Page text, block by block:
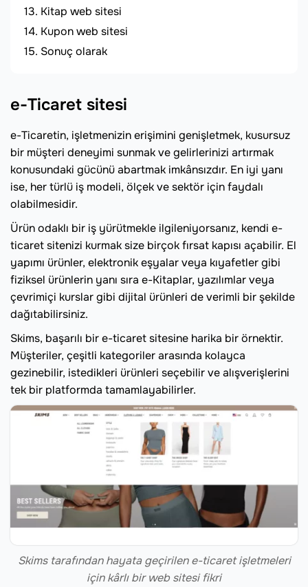
Kitap web sitesi
Kupon web sitesi
Sonuç olarak
e-Ticaret sitesi
e-Ticaretin, işletmenizin erişimini genişletmek, kusursuz
bir müşteri deneyimi sunmak ve gelirlerinizi artırmak
konusundaki gücünü abartmak imkânsızdır. En iyi yanı
ise, her türlü iş modeli, ölçek ve sektör için faydalı
olabilmesidir.
Ürün odaklı bir iş yürütmekle ilgileniyorsanız, kendi e-
ticaret sitenizi kurmak size birçok fırsat kapısı açabilir. El
yapımı ürünler, elektronik eşyalar veya kıyafetler gibi
fiziksel ürünlerin yanı sıra e-Kitaplar, yazılımlar veya
çevrimiçi kurslar gibi dijital ürünleri de verimli bir şekilde
dağıtabilirsiniz.
Skims, başarılı bir e-ticaret sitesine harika bir örnektir.
Müşteriler, çeşitli kategoriler arasında kolayca
gezinebilir, istedikleri ürünleri seçebilir ve alışverişlerini
tek bir platformda tamamlayabilirler.
Skims tarafından hayata geçirilen e-ticaret işletmeleri
için kârlı bir web sitesi fikri